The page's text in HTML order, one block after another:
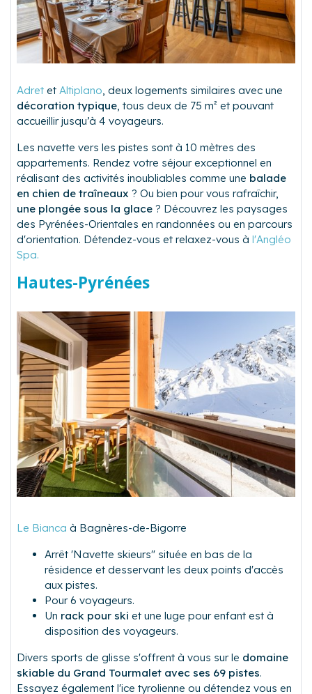
Adret et Altiplano , deux logements similaires avec une
décoration typique , tous deux de 75 m² et pouvant
accueillir jusqu’à 4 voyageurs.
Les navette vers les pistes sont à 10 mètres des
appartements. Rendez votre séjour exceptionnel en
réalisant des activités inoubliables comme une balade
en chien de traîneaux ? Ou bien pour vous rafraîchir,
une plongée sous la glace ? Découvrez les paysages
des Pyrénées-Orientales en randonnées ou en parcours
d'orientation. Détendez-vous et relaxez-vous à l'Angléo
Spa.
Hautes-Pyrénées
Le Bianca à Bagnères-de-Bigorre
Arrêt 'Navette skieurs" située en bas de la
résidence et desservant les deux points d'accès
aux pistes.
Pour 6 voyageurs.
Un rack pour ski et une luge pour enfant est à
disposition des voyageurs.
Divers sports de glisse s'offrent à vous sur le domaine
skiable du Grand Tourmalet avec ses 69 pistes.
Essayez également l'ice tyrolienne ou détendez vous en